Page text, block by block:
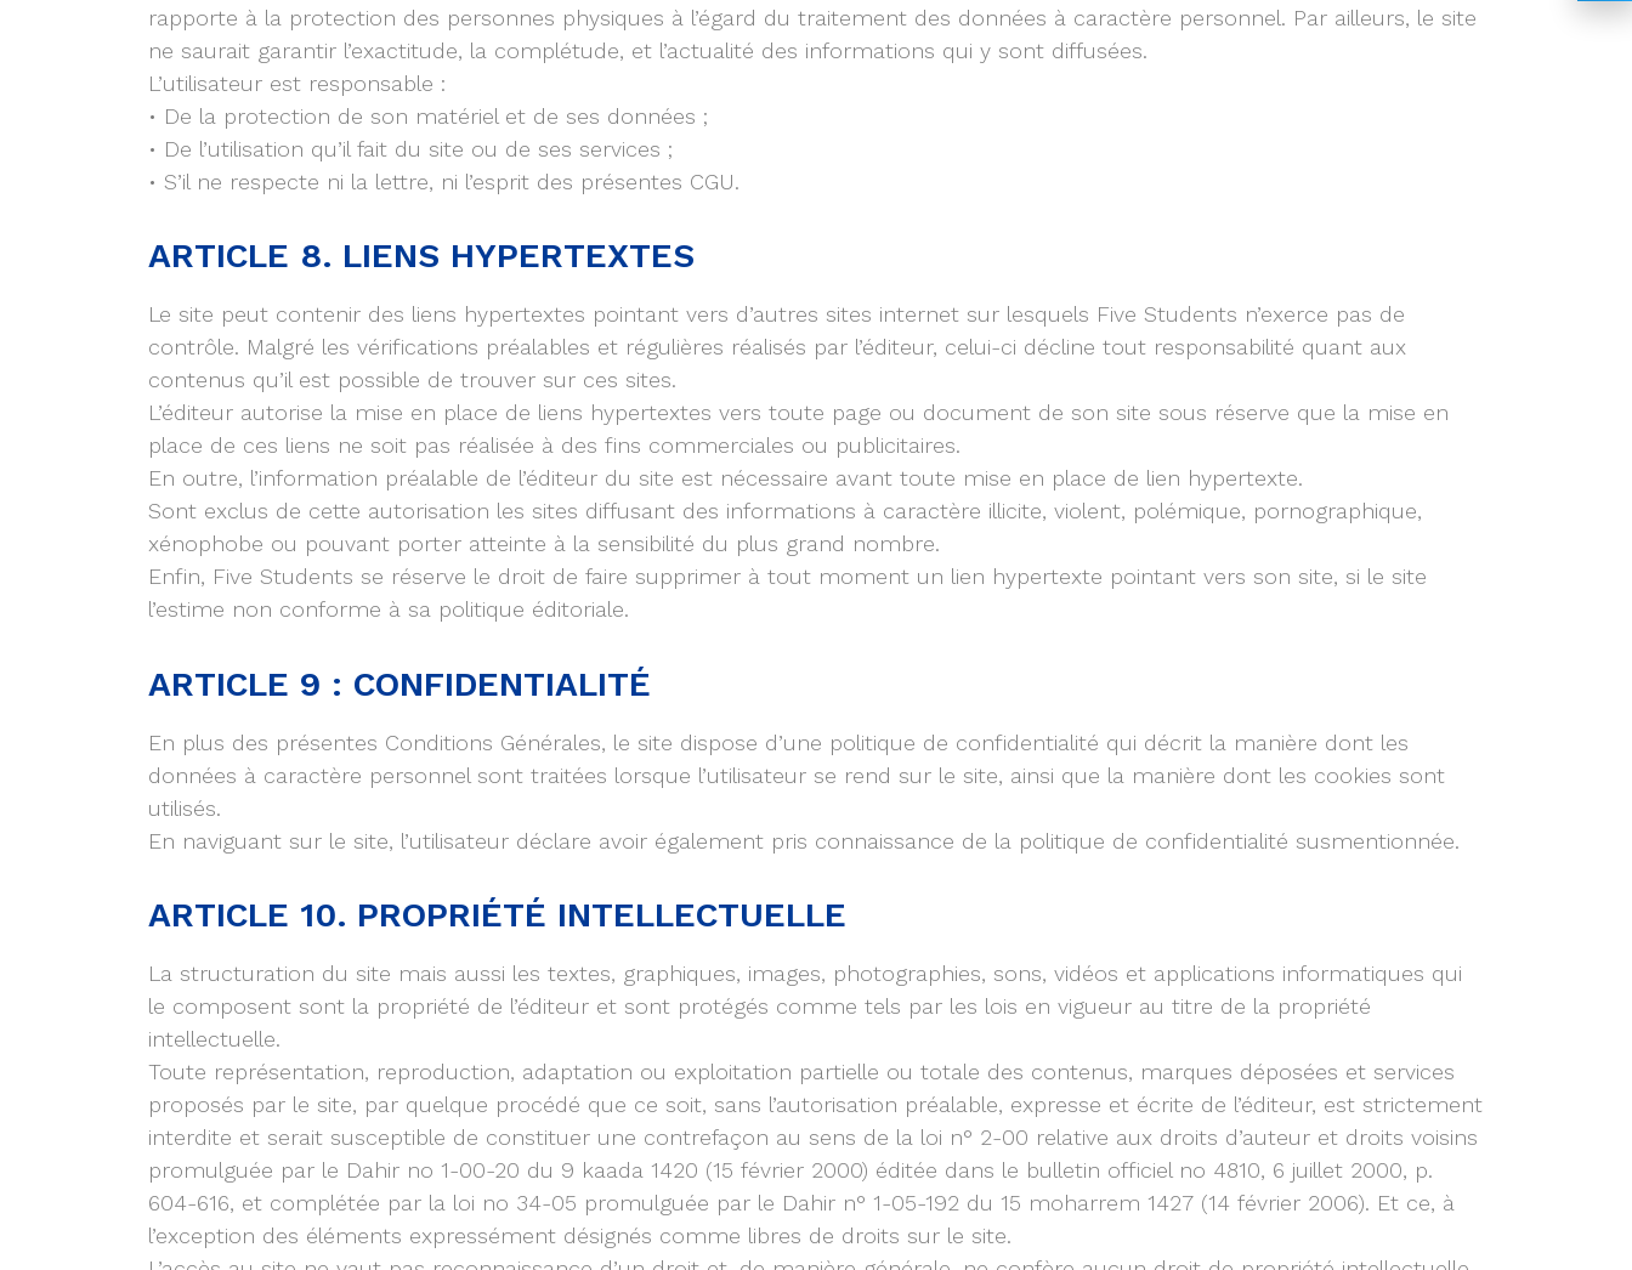
rapporte à la protection des personnes physiques à l’égard du traitement des données à caractère personnel. Par ailleurs, le site
ne saurait garantir l’exactitude, la complétude, et l’actualité des informations qui y sont diffusées.
L’utilisateur est responsable :
• De la protection de son matériel et de ses données ;
• De l’utilisation qu’il fait du site ou de ses services ;
• S’il ne respecte ni la lettre, ni l’esprit des présentes CGU.
ARTICLE 8. LIENS HYPERTEXTES
Le site peut contenir des liens hypertextes pointant vers d’autres sites internet sur lesquels Five Students n’exerce pas de
contrôle. Malgré les vérifications préalables et régulières réalisés par l’éditeur, celui-ci décline tout responsabilité quant aux
contenus qu’il est possible de trouver sur ces sites.
L’éditeur autorise la mise en place de liens hypertextes vers toute page ou document de son site sous réserve que la mise en
place de ces liens ne soit pas réalisée à des fins commerciales ou publicitaires.
En outre, l’information préalable de l’éditeur du site est nécessaire avant toute mise en place de lien hypertexte.
Sont exclus de cette autorisation les sites diffusant des informations à caractère illicite, violent, polémique, pornographique,
xénophobe ou pouvant porter atteinte à la sensibilité du plus grand nombre.
Enfin, Five Students se réserve le droit de faire supprimer à tout moment un lien hypertexte pointant vers son site, si le site
l’estime non conforme à sa politique éditoriale.
ARTICLE 9 : CONFIDENTIALITÉ
En plus des présentes Conditions Générales, le site dispose d’une politique de confidentialité qui décrit la manière dont les
données à caractère personnel sont traitées lorsque l’utilisateur se rend sur le site, ainsi que la manière dont les cookies sont
utilisés.
En naviguant sur le site, l’utilisateur déclare avoir également pris connaissance de la politique de confidentialité susmentionnée.
ARTICLE 10. PROPRIÉTÉ INTELLECTUELLE
La structuration du site mais aussi les textes, graphiques, images, photographies, sons, vidéos et applications informatiques qui
le composent sont la propriété de l’éditeur et sont protégés comme tels par les lois en vigueur au titre de la propriété
intellectuelle.
Toute représentation, reproduction, adaptation ou exploitation partielle ou totale des contenus, marques déposées et services
proposés par le site, par quelque procédé que ce soit, sans l’autorisation préalable, expresse et écrite de l’éditeur, est strictement
interdite et serait susceptible de constituer une contrefaçon au sens de la loi n° 2-00 relative aux droits d’auteur et droits voisins
promulguée par le Dahir no 1-00-20 du 9 kaada 1420 (15 février 2000) éditée dans le bulletin officiel no 4810,‎ 6 juillet 2000, p.
604-616, et complétée par la loi no 34-05 promulguée par le Dahir n° 1-05-192 du 15 moharrem 1427 (14 février 2006). Et ce, à
l’exception des éléments expressément désignés comme libres de droits sur le site.